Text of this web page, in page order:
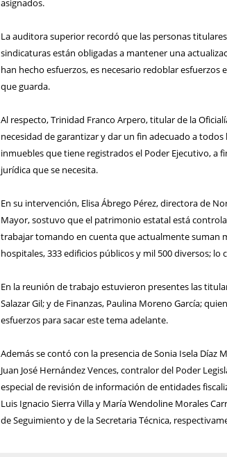
asignados.
La auditora superior recordó que las personas
sindicaturas están obligadas a mantener una
han hecho esfuerzos, es necesario redoblar esfuerzos
que guarda.
Al respecto, Trinidad Franco Arpero, titular de la
necesidad de garantizar y dar un fin adecuado a
inmuebles que tiene registrados el Poder Ejecutivo, a
jurídica que se necesita.
En su intervención, Elisa Ábrego Pérez, directora de
Mayor, sostuvo que el patrimonio estatal está
trabajar tomando en cuenta que actualmente suman
hospitales, 333 edificios públicos y mil 500 diversos;
En la reunión de trabajo estuvieron presentes las
Salazar Gil; y de Finanzas, Paulina Moreno García;
esfuerzos para sacar este tema adelante.
Además se contó con la presencia de Sonia Isela
Juan José Hernández Vences, contralor del Poder
especial de revisión de información de entidades
Luis Ignacio Sierra Villa y María Wendoline Morales
de Seguimiento y de la Secretaria Técnica,